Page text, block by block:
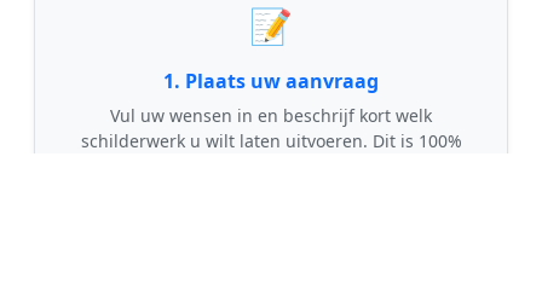
📝
1. Plaats uw aanvraag
Vul uw wensen in en beschrijf kort welk
schilderwerk u wilt laten uitvoeren. Dit is 100%